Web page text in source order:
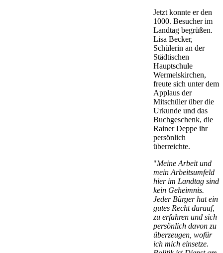
Jetzt konnte er den
1000. Besucher im
Landtag begrüßen.
Lisa Becker,
Schülerin an der
Städtischen
Hauptschule
Wermelskirchen,
freute sich unter dem
Applaus der
Mitschüler über die
Urkunde und das
Buchgeschenk, die
Rainer Deppe ihr
persönlich
überreichte.
"Meine Arbeit und
mein Arbeitsumfeld
hier im Landtag sind
kein Geheimnis.
Jeder Bürger hat ein
gutes Recht darauf,
zu erfahren und sich
persönlich davon zu
überzeugen, wofür
ich mich einsetze.